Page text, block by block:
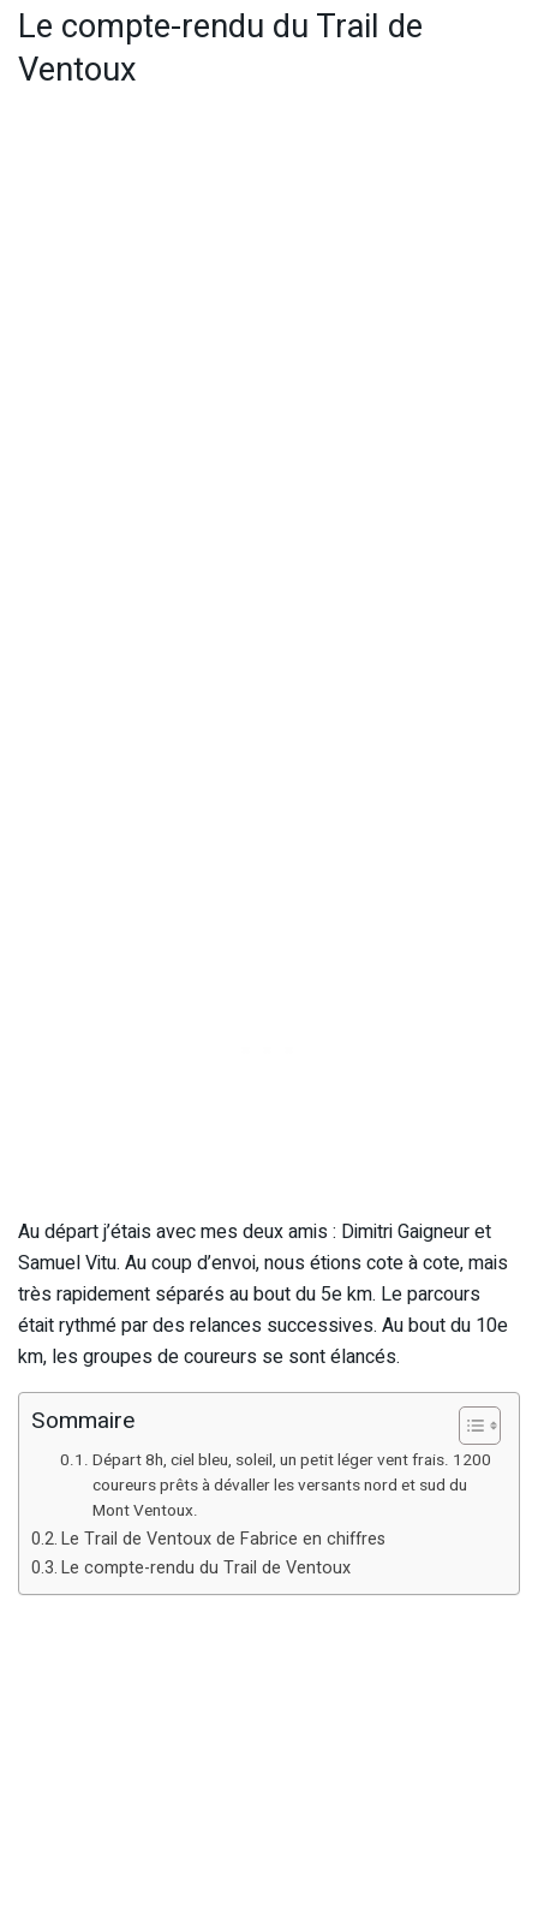
Le compte-rendu du Trail de
Ventoux
Au départ j’étais avec mes deux amis : Dimitri Gaigneur et
Samuel Vitu. Au coup d’envoi, nous étions cote à cote, mais
très rapidement séparés au bout du 5e km. Le parcours
était rythmé par des relances successives. Au bout du 10e
km, les groupes de coureurs se sont élancés.
Sommaire
Départ 8h, ciel bleu, soleil, un petit léger vent frais. 1200
coureurs prêts à dévaller les versants nord et sud du
Mont Ventoux.
Le Trail de Ventoux de Fabrice en chiffres
Le compte-rendu du Trail de Ventoux